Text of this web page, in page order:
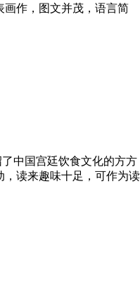
画作，图文并茂，语言简
中国宫廷饮食文化的方方
读来趣味十足，可作为读